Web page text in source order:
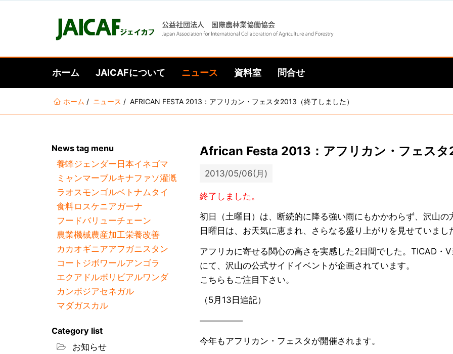
navigation
content
ホーム JAICAFについて ニュース 資料室 問合せ
ホーム ニュース AFRICAN FESTA 2013：アフリカン・フェスタ2013（終了しました）
News tag menu
養蜂ジェンダー 日本イネゴマ
ミャンマーブルキナファソ灌漑
ラオスモンゴルベトナムタイ
食料ロスケニアガーナ
フードバリューチェーン
農業機械農産加工栄養改善
カカオギニアアフガニスタン
コートジボワールアンゴラ
エクアドルボリビアルワンダ
カンボジアセネガル
マダガスカル
Category list
お知らせ
African Festa 2013：アフリカン・フェスタ
2013/05/06(月)
終了しました。
初日（土曜日）は、断続的に降る強い雨にもかかわらず、沢山
日曜日は、お天気に恵まれ、さらなる盛り上がりを見せていまし
アフリカに寄せる関心の高さを実感した2日間でした。TICAD・
にて、沢山の公式サイドイベントが企画されています。
こちらもご注目下さい。
（5月13日追記）
―――――
今年もアフリカン・フェスタが開催されます。